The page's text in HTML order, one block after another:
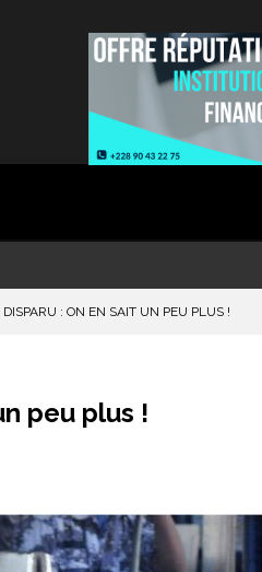
: ON EN SAIT UN PEU PLUS !
peu plus !